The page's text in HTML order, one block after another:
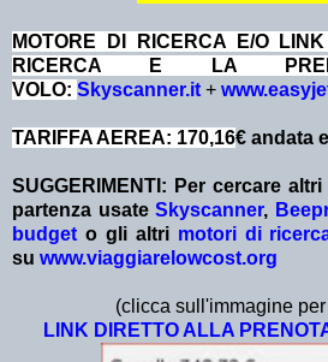
MOTORE DI RICERCA E/O
RICERCA E LA
VOLO: Skyscanner.it +
TARIFFA AEREA: 170,16€ andata
SUGGERIMENTI: Per cercare
partenza usate Skyscanner,
budget o gli altri motori di
su www.viaggiarelowcost.org
(clicca sull'immagine
LINK DIRETTO ALLA